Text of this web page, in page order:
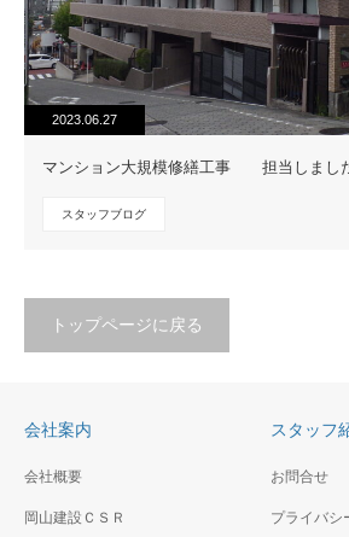
2023.06.27
マンション大規模修繕工事 担当しまし
スタッフブログ
トップページに戻る
会社案内
会社概要
岡山建設ＣＳＲ
スタッフ
お問合せ
プライバシ